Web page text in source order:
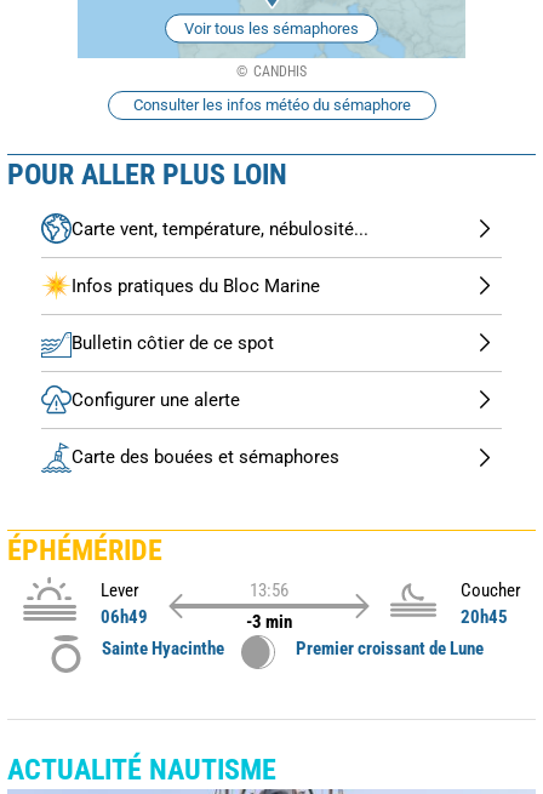
Voir tous les sémaphores
CANDHIS
Consulter les infos météo du sémaphore
POUR ALLER PLUS LOIN
Carte vent, température, nébulosité...
Infos pratiques du Bloc Marine
Bulletin côtier de ce spot
Configurer une alerte
Carte des bouées et sémaphores
ÉPHÉMÉRIDE
Lever
06h49
13:56
-3 min
Coucher
20h45
Sainte Hyacinthe
Premier croissant de Lune
ACTUALITÉ NAUTISME